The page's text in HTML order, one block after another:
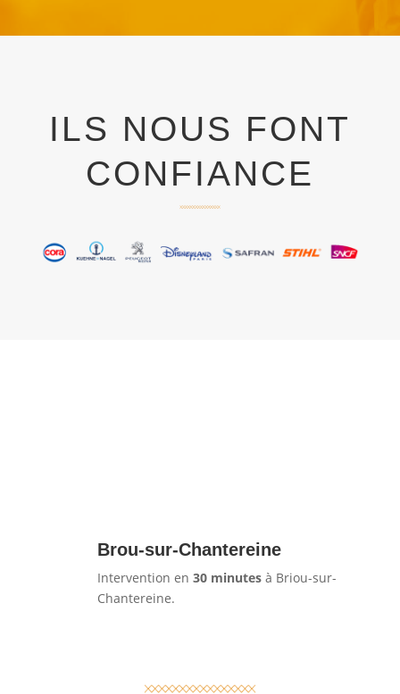
ILS NOUS FONT
CONFIANCE
Brou-sur-Chantereine
Intervention en 30 minutesà Briou-sur-
Chantereine.